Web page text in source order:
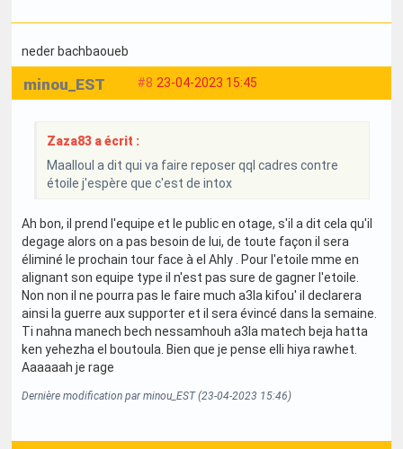
neder bachbaoueb
#8 23-04-2023 15:45
minou_EST
Zaza83 a écrit :
Maalloul a dit qui va faire reposer qql cadres contre
étoile j'espère que c'est de intox
Ah bon, il prend l'equipe et le public en otage, s'il a dit cela qu'il
degage alors on a pas besoin de lui, de toute façon il sera
éliminé le prochain tour face à el Ahly . Pour l'etoile mme en
alignant son equipe type il n'est pas sure de gagner l'etoile.
Non non il ne pourra pas le faire much a3la kifou' il declarera
ainsi la guerre aux supporter et il sera évincé dans la semaine.
Ti nahna manech bech nessamhouh a3la matech beja hatta
ken yehezha el boutoula. Bien que je pense elli hiya rawhet.
Aaaaaah je rage
Dernière modification par minou_EST (23-04-2023 15:46)